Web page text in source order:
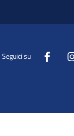
Seguici su